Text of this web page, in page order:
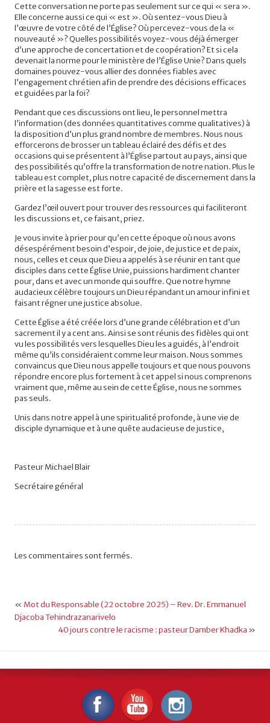
Cette conversation ne porte pas seulement sur ce qui « sera ».
Elle concerne aussi ce qui « est ». Où sentez-vous Dieu à
l’œuvre de votre côté de l’Église? Où percevez-vous de la «
nouveauté »? Quelles possibilités voyez-vous déjà émerger
d’une approche de concertation et de coopération? Et si cela
devenait la norme pour le ministère de l’Église Unie? Dans quels
domaines pouvez-vous allier des données fiables avec
l’engagement chrétien afin de prendre des décisions efficaces
et guidées par la foi?
Pendant que ces discussions ont lieu, le personnel mettra
l’information (des données quantitatives comme qualitatives) à
la disposition d’un plus grand nombre de membres. Nous nous
efforcerons de brosser un tableau éclairé des défis et des
occasions qui se présentent à l’Église partout au pays, ainsi que
des possibilités qu’offre la transformation de notre nation. Plus le
tableau est complet, plus notre capacité de discernement dans la
prière et la sagesse est forte.
Gardez l’œil ouvert pour trouver des ressources qui faciliteront
les discussions et, ce faisant, priez.
Je vous invite à prier pour qu’en cette époque où nous avons
désespérément besoin d’espoir, de joie, de justice et de paix,
nous, celles et ceux que Dieu a appelés à se réunir en tant que
disciples dans cette Église Unie, puissions hardiment chanter
pour, dans et avec un monde qui souffre. Que notre hymne
audacieux célèbre toujours un Dieu répandant un amour infini et
faisant régner une justice absolue.
Cette Église a été créée lors d’une grande célébration et d’un
sacrement il y a cent ans. Ainsi se sont réunis des fidèles qui ont
vu les possibilités vers lesquelles Dieu les a guidés, à l’endroit
même qu’ils considéraient comme leur maison. Nous sommes
convaincus que Dieu nous appelle toujours et que nous pouvons
répondre encore plus fortement à cet appel si nous comprenons
vraiment que, même au sein de cette Église, nous ne sommes
pas seuls.
Unis dans notre appel à une spiritualité profonde, à une vie de
disciple dynamique et à une quête audacieuse de justice,
Pasteur Michael Blair
Secrétaire général
Les commentaires sont fermés.
« Mot du Responsable (22 octobre 2025) – Rev. Dr. Emmanuel
Djacoba Tehindrazanarivelo
40 jours contre le racisme : pasteur Damber Khadka »